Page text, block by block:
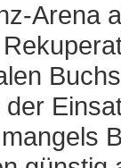
Arena